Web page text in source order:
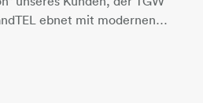
ebnet mit modernen…